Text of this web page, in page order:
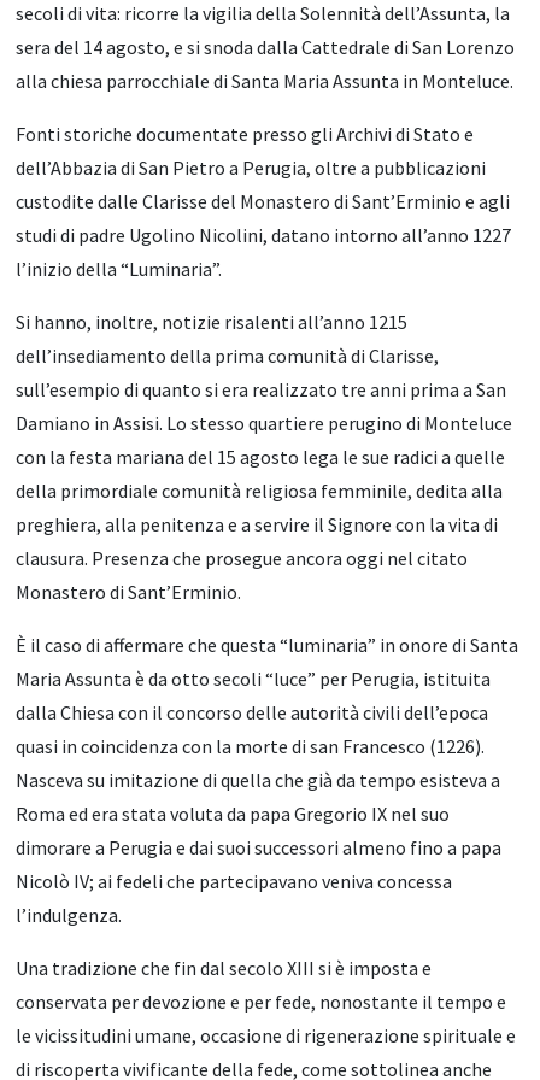
secoli di vita: ricorre la vigilia della Solennità dell’Assunta, la
sera del 14 agosto, e si snoda dalla Cattedrale di San Lorenzo
alla chiesa parrocchiale di Santa Maria Assunta in Monteluce.
Fonti storiche documentate presso gli Archivi di Stato e
dell’Abbazia di San Pietro a Perugia, oltre a pubblicazioni
custodite dalle Clarisse del Monastero di Sant’Erminio e agli
studi di padre Ugolino Nicolini, datano intorno all’anno 1227
l’inizio della “Luminaria”.
Si hanno, inoltre, notizie risalenti all’anno 1215
dell’insediamento della prima comunità di Clarisse,
sull’esempio di quanto si era realizzato tre anni prima a San
Damiano in Assisi. Lo stesso quartiere perugino di Monteluce
con la festa mariana del 15 agosto lega le sue radici a quelle
della primordiale comunità religiosa femminile, dedita alla
preghiera, alla penitenza e a servire il Signore con la vita di
clausura. Presenza che prosegue ancora oggi nel citato
Monastero di Sant’Erminio.
È il caso di affermare che questa “luminaria” in onore di Santa
Maria Assunta è da otto secoli “luce” per Perugia, istituita
dalla Chiesa con il concorso delle autorità civili dell’epoca
quasi in coincidenza con la morte di san Francesco (1226).
Nasceva su imitazione di quella che già da tempo esisteva a
Roma ed era stata voluta da papa Gregorio IX nel suo
dimorare a Perugia e dai suoi successori almeno fino a papa
Nicolò IV; ai fedeli che partecipavano veniva concessa
l’indulgenza.
Una tradizione che fin dal secolo XIII si è imposta e
conservata per devozione e per fede, nonostante il tempo e
le vicissitudini umane, occasione di rigenerazione spirituale e
di riscoperta vivificante della fede, come sottolinea anche